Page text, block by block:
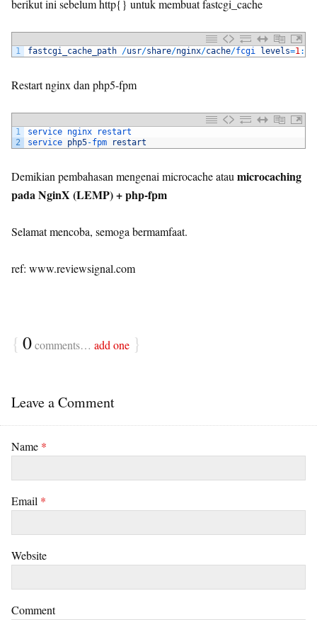
berikut ini sebelum http{} untuk membuat fastcgi_cache
1 fastcgi_cache_path /usr/share/nginx/cache/fcgi levels=1:
Restart nginx dan php5-fpm
1
2
service nginx
restart
service php5-fpm restart
Demikian pembahasan mengenai microcache atau microcaching
pada NginX (LEMP) + php-fpm
Selamat mencoba, semoga bermamfaat.
ref: www.reviewsignal.com
{ 0comments… add one }
Leave a Comment
Name *
Email *
Website
Comment